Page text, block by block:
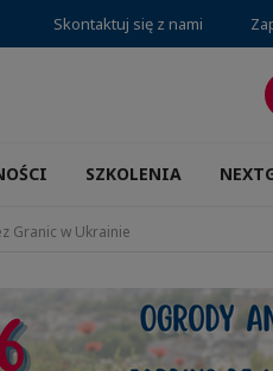
Skontaktuj się z nami
SZKOLENIA
Granic w Ukrainie